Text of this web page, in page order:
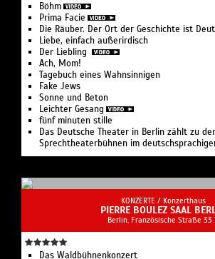
Unter Vögeln
Böhm
Prima Facie
Die Räuber. Der Ort der Geschichte ist
Liebe, einfach außerirdisch
Der Liebling
Ach, Mom!
Tagebuch eines Wahnsinnigen
Fake Jews
Sonne und Beton
Leichter Gesang
fünf minuten stille
Das Deutsche Theater in Berlin zählt zu
Sprechtheaterbühnen im
KONZERTE /Konzerthaus
PIERRE BOULEZ SAAL
Berlin, Französische Straße 33